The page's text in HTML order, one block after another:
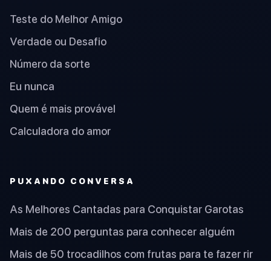
Teste do Melhor Amigo
Verdade ou Desafio
Número da sorte
Eu nunca
Quem é mais provável
Calculadora do amor
PUXANDO CONVERSA
As Melhores Cantadas para Conquistar Garotas
Mais de 200 perguntas para conhecer alguém
Mais de 50 trocadilhos com frutas para te fazer rir